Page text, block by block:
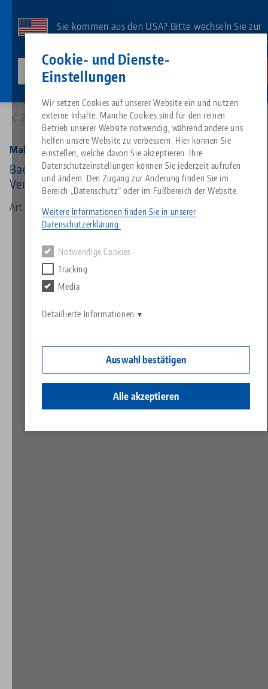
Cookie- und Dienste-
Einstellungen
Wir setzen Cookies auf unserer Website ein und nutzen
externe Inhalte. Manche Cookies sind für den reinen
Betrieb unserer Website notwendig, während andere uns
helfen unsere Website zu verbessern. Hier können Sie
einstellen, welche davon Sie akzeptieren. Ihre
Datenschutzeinstellungen können Sie jederzeit aufrufen
und ändern. Den Zugang zur Änderung finden Sie im
Bereich „Datenschutz“ oder im Fußbereich der Website.
Weitere Informationen finden Sie in unserer
Datenschutzerklärung.
Notwendige Cookies
Tracking
Media
Detaillierte Informationen
Auswahl bestätigen
Alle akzeptieren
Inhalt
Sie kommen aus den USA? Bitte wechseln Sie zur
US-Website, um landesspezifischen Inhalt zu
lang-technik-usa.com
Alles aus einer Hand
Nullpunktspanntechnik
Werkstückspanntechnik
Suche nach
Suche nach
Produktübersicht
Über LANG
Philosophie
Innovationen
Downloads
FAQ
Katalog anfordern
Blog
News
Messen
Passende Produkte
Es tut uns leid. Wir konnten keine Ergebnisse finden.
Zur Produktübersicht
Services
Search
Downloads
Breadcrumb
Zur Produktübersicht
Makro•Grip® 77, Ersatzbacken
Backenbreite 46 mm, mit Makro•Grip®
Verzahnung
Art.-Nr. 48077-4620